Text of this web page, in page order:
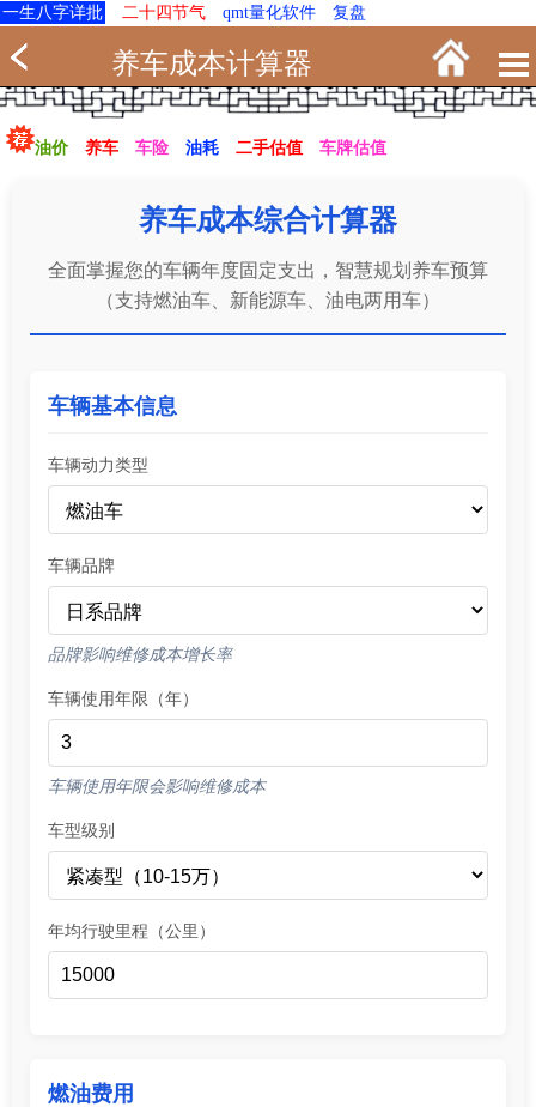
一生八字详批 二十四节气 qmt量化软件 复盘
养车成本计算器
油价 养车 车险 油耗 二手估值 车牌估值
养车成本综合计算器
全面掌握您的车辆年度固定支出，智慧规划养车预算
（支持燃油车、新能源车、油电两用车）
车辆基本信息
车辆动力类型
车辆品牌
品牌影响维修成本增长率
车辆使用年限（年）
车辆使用年限会影响维修成本
车型级别
年均行驶里程（公里）
燃油费用